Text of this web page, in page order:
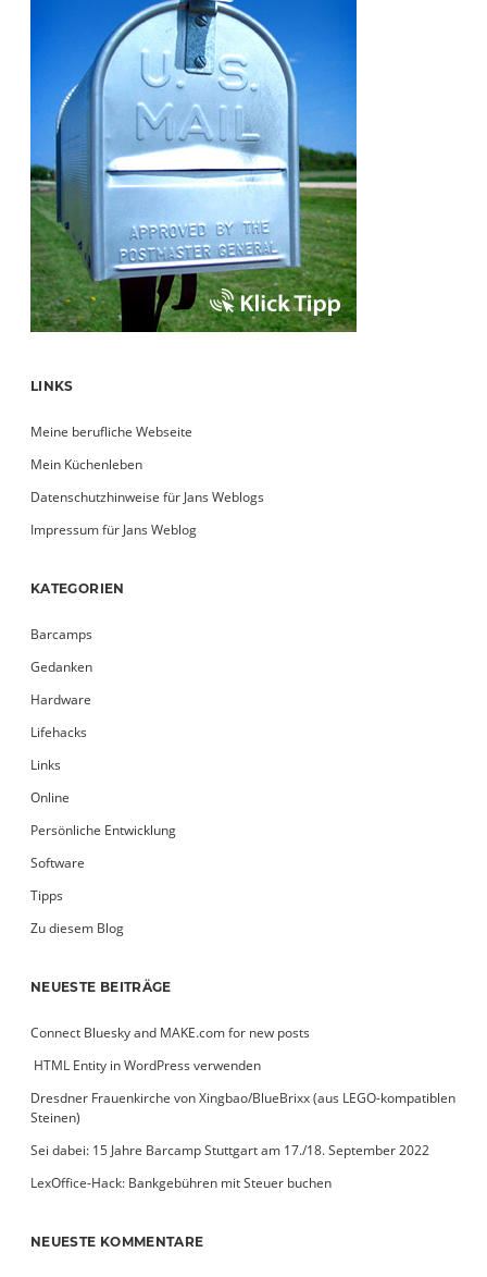
LINKS
Meine berufliche Webseite
Mein Küchenleben
Datenschutzhinweise für Jans Weblogs
Impressum für Jans Weblog
KATEGORIEN
Barcamps
Gedanken
Hardware
Lifehacks
Links
Online
Persönliche Entwicklung
Software
Tipps
Zu diesem Blog
NEUESTE BEITRÄGE
Connect Bluesky and MAKE.com for new posts
­ HTML Entity in WordPress verwenden
Dresdner Frauenkirche von Xingbao/BlueBrixx (aus LEGO-kompatiblen
Steinen)
Sei dabei: 15 Jahre Barcamp Stuttgart am 17./18. September 2022
LexOffice-Hack: Bankgebühren mit Steuer buchen
NEUESTE KOMMENTARE